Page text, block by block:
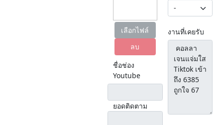
เลือกไฟล์
ลบ
ชื่อช่อง
Youtube
ยอดติดตาม
งานที่เคยรับ